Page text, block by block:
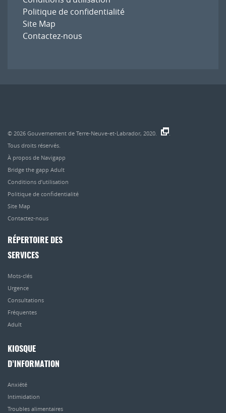
Politique de confidentialité
Site Map
Contactez-nous
© 2026 Gouvernement de Terre-Neuve-et-Labrador, 2020.
.
Tous droits réservés.
À propos de Navigapp
Bridge the gapp Adult
Conditions d’utilisation
Politique de confidentialité
Site Map
Contactez-nous
RÉPERTOIRE DES
SERVICES
Mots-clés
Urgence
Consultations
Fréquentes
Adult
KIOSQUE
D’INFORMATION
Anxiété
Intimidation
Troubles alimentaires